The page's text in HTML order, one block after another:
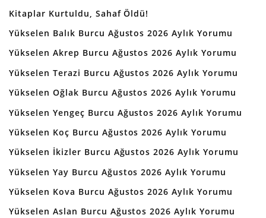
Kitaplar Kurtuldu, Sahaf Öldü!
Yükselen Balık Burcu Ağustos 2026 Aylık Yorumu
Yükselen Akrep Burcu Ağustos 2026 Aylık Yorumu
Yükselen Terazi Burcu Ağustos 2026 Aylık Yorumu
Yükselen Oğlak Burcu Ağustos 2026 Aylık Yorumu
Yükselen Yengeç Burcu Ağustos 2026 Aylık Yorumu
Yükselen Koç Burcu Ağustos 2026 Aylık Yorumu
Yükselen İkizler Burcu Ağustos 2026 Aylık Yorumu
Yükselen Yay Burcu Ağustos 2026 Aylık Yorumu
Yükselen Kova Burcu Ağustos 2026 Aylık Yorumu
Yükselen Aslan Burcu Ağustos 2026 Aylık Yorumu